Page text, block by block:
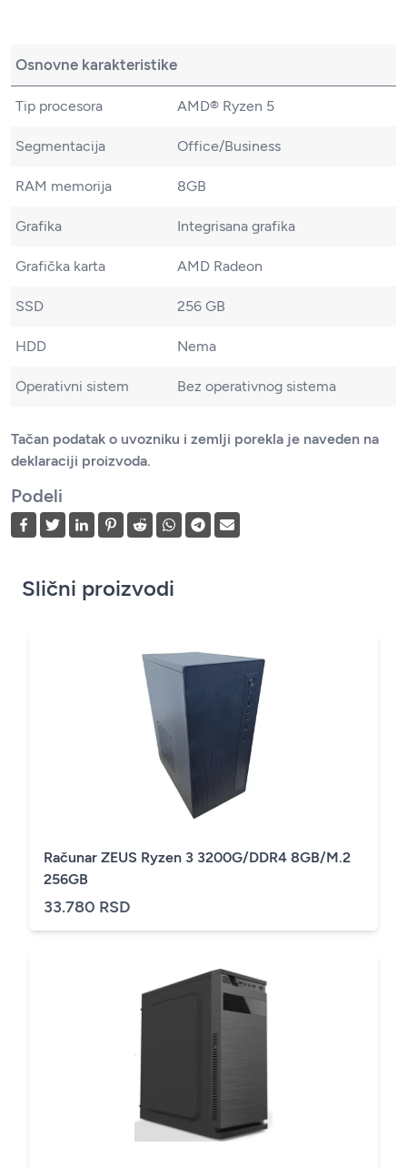
Osnovne karakteristike
Tip procesora AMD® Ryzen 5
Segmentacija Office/Business
RAM memorija 8GB
Grafika Integrisana grafika
Grafička karta AMD Radeon
SSD 256 GB
HDD Nema
Operativni sistem Bez operativnog sistema
Tačan podatak o uvozniku i zemlji porekla je naveden na
deklaraciji proizvoda.
Podeli
Slični proizvodi
Računar ZEUS Ryzen 3 3200G/DDR4 8GB/M.2
256GB
33.780 RSD